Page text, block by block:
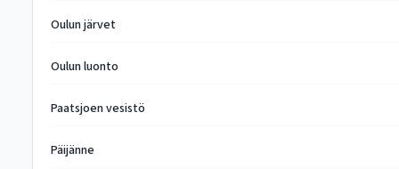
Oulun järvet
Oulun luonto
Paatsjoen vesistö
Päijänne